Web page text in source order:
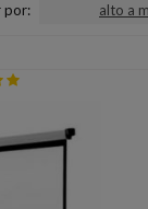
por:
alto a